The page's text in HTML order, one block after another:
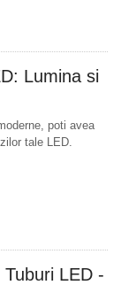
Lumina si
poti avea
tale LED.
LED -